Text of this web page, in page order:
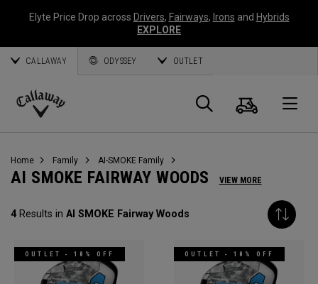
Elyte Price Drop across Drivers, Fairways, Irons and Hybrids
EXPLORE
CALLAWAY ODYSSEY OUTLET
Callaway
Suche
Home Family AI-SMOKE Family
AI SMOKE FAIRWAY WOODS VIEW MORE
4Results in AI SMOKE Fairway Woods
OUTLET - 18% OFF OUTLET - 18% OFF